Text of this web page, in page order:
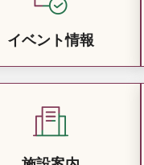
イベント情報